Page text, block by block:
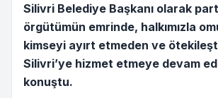
Silivri Belediye Başkanı olarak
örgütümün emrinde, halkımızla
kimseyi ayırt etmeden ve
Silivri’ye hizmet etmeye devam
konuştu.